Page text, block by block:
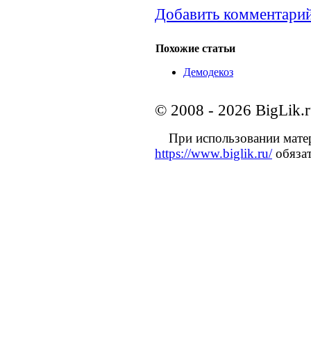
Добавить
Похожие статьи
Демодекоз
© 2008 - 2026
При использовании
https://www.biglik.ru/